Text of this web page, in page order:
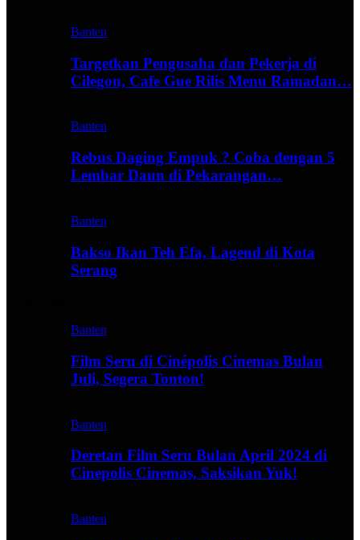
Banten
Targetkan Pengusaha dan Pekerja di
Cilegon, Cafe Gue Rilis Menu Ramadan…
Banten
Rebus Daging Empuk ? Coba dengan 5
Lembar Daun di Pekarangan…
Banten
Bakso Ikan Teh Efa, Lagend di Kota
Serang
Banten
Film Seru di Cinépolis Cinemas Bulan
Juli, Segera Tonton!
Banten
Deretan Film Seru Bulan April 2024 di
Cinepolis Cinemas, Saksikan Yuk!
Banten